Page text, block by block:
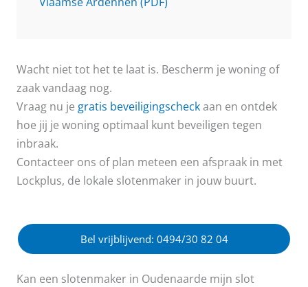
Wacht niet tot het te laat is. Bescherm je woning of
zaak vandaag nog.
Vraag nu je gratis beveiligingscheckaan en ontdek
hoe jij je woning optimaal kunt beveiligen tegen
inbraak.
Contacteer ons of plan meteen een afspraak in met
Lockplus, de lokale slotenmaker in jouw buurt.
Bel vrijblijvend: 0494/30 82 04
Kan een slotenmaker in Oudenaarde mijn slot